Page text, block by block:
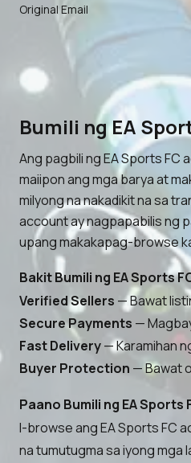
Original Email
Bumili ng EA
Ang pagbili ng EA Sports FC
maiipon ang mga barya at
milyong na nakadikit na sa
account ay nagpapabilis ng
upang makakapag-browse
Bakit Bumili ng EA Sports
Verified Sellers — Bawat
Secure Payments —
Fast Delivery— Karamihan
Buyer Protection — Bawat
Paano Bumili ng EA Sports
I-browse ang EA Sports FC
na tumutugma sa iyong mga